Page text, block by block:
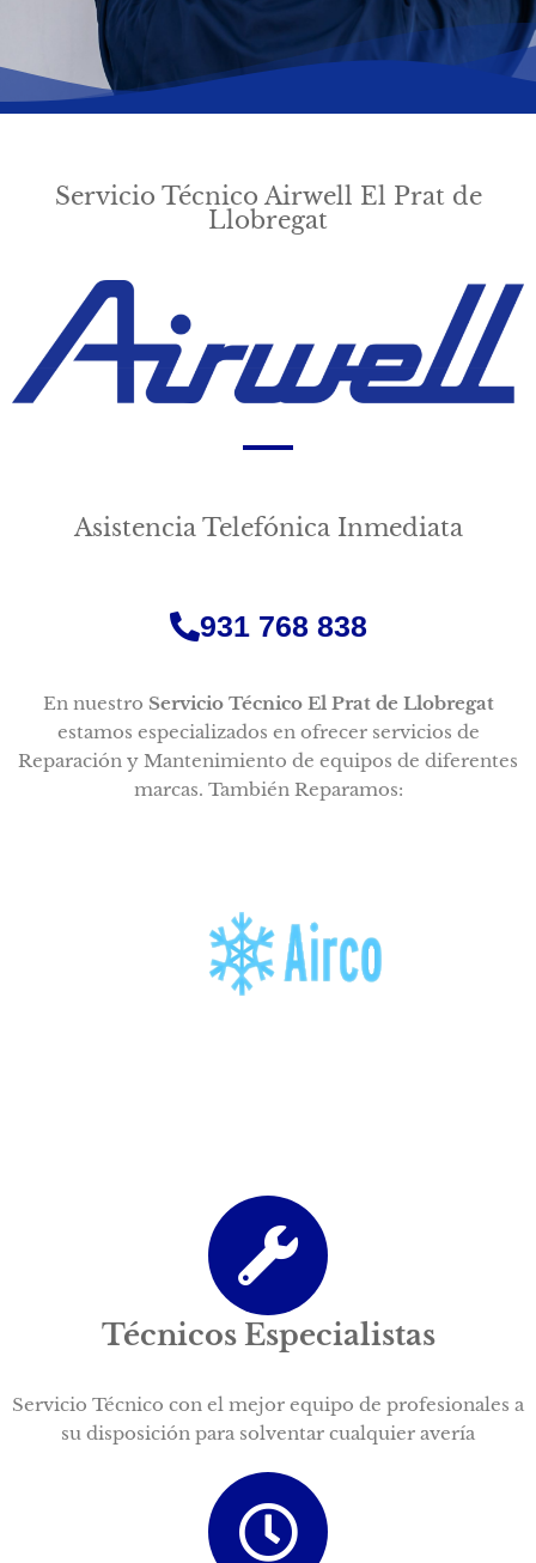
Servicio Técnico Airwell El Prat de
Llobregat
Asistencia Telefónica Inmediata
931 768 838
En nuestro Servicio Técnico El Prat de Llobregat
estamos especializados en ofrecer servicios de
Reparación y Mantenimiento de equipos de diferentes
marcas. También Reparamos:
Técnicos Especialistas
Servicio Técnico con el mejor equipo de profesionales a
su disposición para solventar cualquier avería